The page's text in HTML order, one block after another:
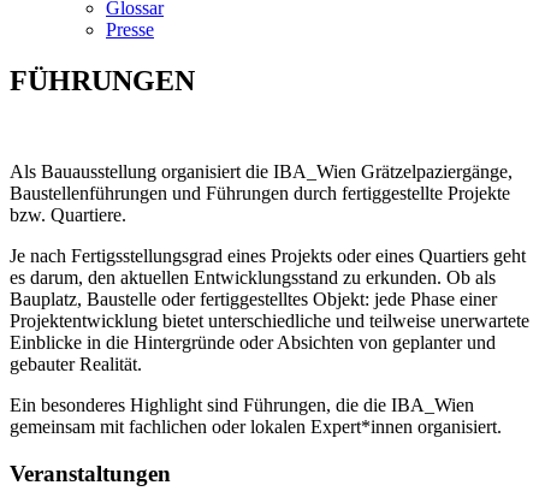
Glossar
Presse
FÜHRUNGEN
Als Bauausstellung organisiert die IBA_Wien Grätzelpaziergänge,
Baustellenführungen und Führungen durch fertiggestellte Projekte
bzw. Quartiere.
Je nach Fertigsstellungsgrad eines Projekts oder eines Quartiers geht
es darum, den aktuellen Entwicklungsstand zu erkunden. Ob als
Bauplatz, Baustelle oder fertiggestelltes Objekt: jede Phase einer
Projektentwicklung bietet unterschiedliche und teilweise unerwartete
Einblicke in die Hintergründe oder Absichten von geplanter und
gebauter Realität.
Ein besonderes Highlight sind Führungen, die die IBA_Wien
gemeinsam mit fachlichen oder lokalen Expert*innen organisiert.
Veranstaltungen